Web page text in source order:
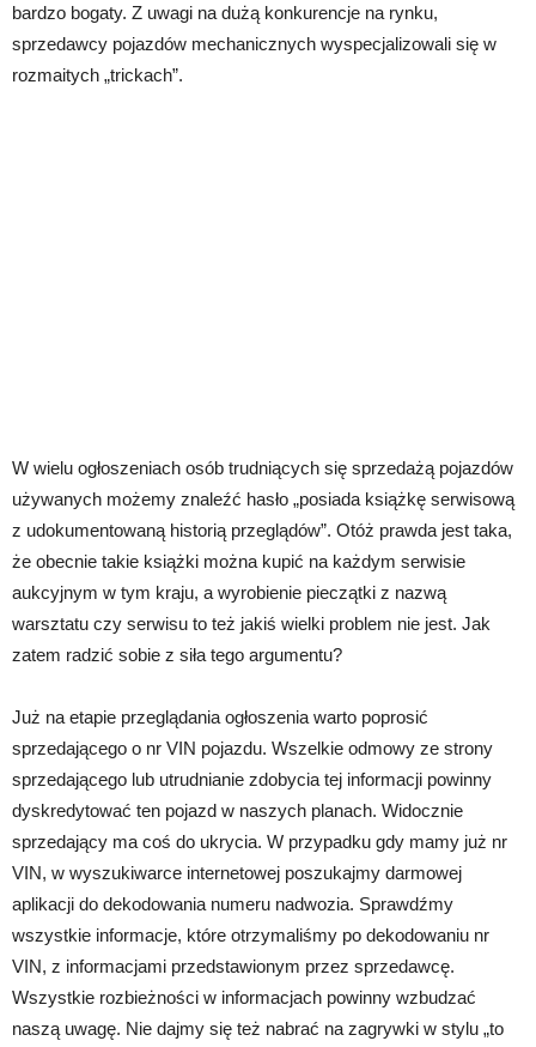
bardzo bogaty. Z uwagi na dużą konkurencje na rynku,
sprzedawcy pojazdów mechanicznych wyspecjalizowali się w
rozmaitych „trickach”.
W wielu ogłoszeniach osób trudniących się sprzedażą pojazdów
używanych możemy znaleźć hasło „posiada książkę serwisową
z udokumentowaną historią przeglądów”. Otóż prawda jest taka,
że obecnie takie książki można kupić na każdym serwisie
aukcyjnym w tym kraju, a wyrobienie pieczątki z nazwą
warsztatu czy serwisu to też jakiś wielki problem nie jest. Jak
zatem radzić sobie z siła tego argumentu?
Już na etapie przeglądania ogłoszenia warto poprosić
sprzedającego o nr VIN pojazdu. Wszelkie odmowy ze strony
sprzedającego lub utrudnianie zdobycia tej informacji powinny
dyskredytować ten pojazd w naszych planach. Widocznie
sprzedający ma coś do ukrycia. W przypadku gdy mamy już nr
VIN, w wyszukiwarce internetowej poszukajmy darmowej
aplikacji do dekodowania numeru nadwozia. Sprawdźmy
wszystkie informacje, które otrzymaliśmy po dekodowaniu nr
VIN, z informacjami przedstawionym przez sprzedawcę.
Wszystkie rozbieżności w informacjach powinny wzbudzać
naszą uwagę. Nie dajmy się też nabrać na zagrywki w stylu „to